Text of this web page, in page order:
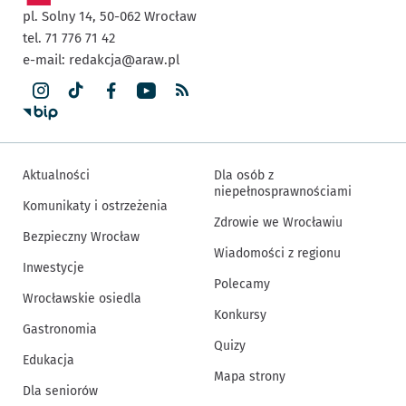
pl. Solny 14, 50-062 Wrocław
tel. 71 776 71 42
e-mail: redakcja@araw.pl
Aktualności
Komunikaty i ostrzeżenia
Bezpieczny Wrocław
Inwestycje
Wrocławskie osiedla
Gastronomia
Edukacja
Dla seniorów
Dla osób z
niepełnosprawnościami
Zdrowie we Wrocławiu
Wiadomości z regionu
Polecamy
Konkursy
Quizy
Mapa strony